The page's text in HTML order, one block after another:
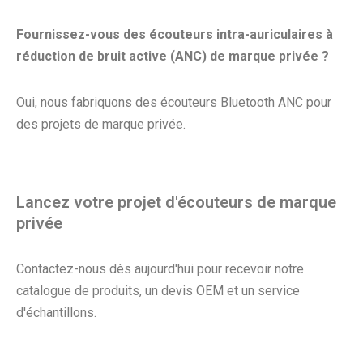
Fournissez-vous des écouteurs intra-auriculaires à
réduction de bruit active (ANC) de marque privée ?
Oui, nous fabriquons des écouteurs Bluetooth ANC pour
des projets de marque privée.
Lancez votre projet d'écouteurs de marque
privée
Contactez-nous dès aujourd'hui pour recevoir notre
catalogue de produits, un devis OEM et un service
d'échantillons.